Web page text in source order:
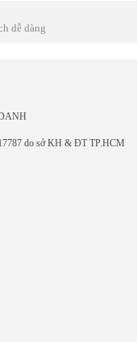
dễ dàng
do sở KH & ĐT TP.HCM